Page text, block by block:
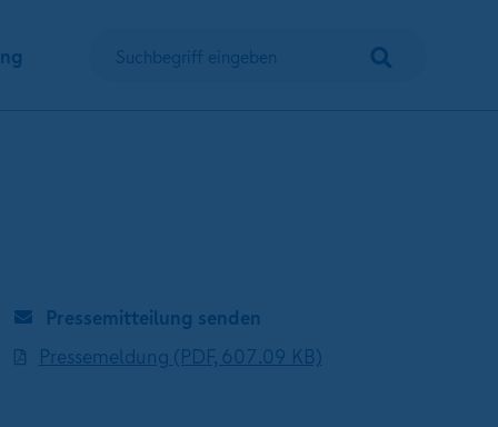
Suchbegriff eingeben
Pressemitteilung senden
Pressemeldung (PDF, 607.09 KB)